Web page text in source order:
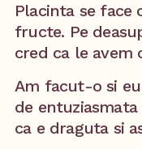
Placinta se face
fructe. Pe
cred ca le avem
Am facut-o si
de
ca e draguta si